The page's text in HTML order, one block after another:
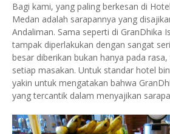
Bagi kami, yang paling berkesan di
Medan adalah sarapannya yang
Andaliman. Sama seperti di GranDhika
tampak diperlakukan dengan sangat
besar diberikan bukan hanya pada
setiap masakan. Untuk standar hotel
yakin untuk mengatakan bahwa
yang tercantik dalam menyajikan